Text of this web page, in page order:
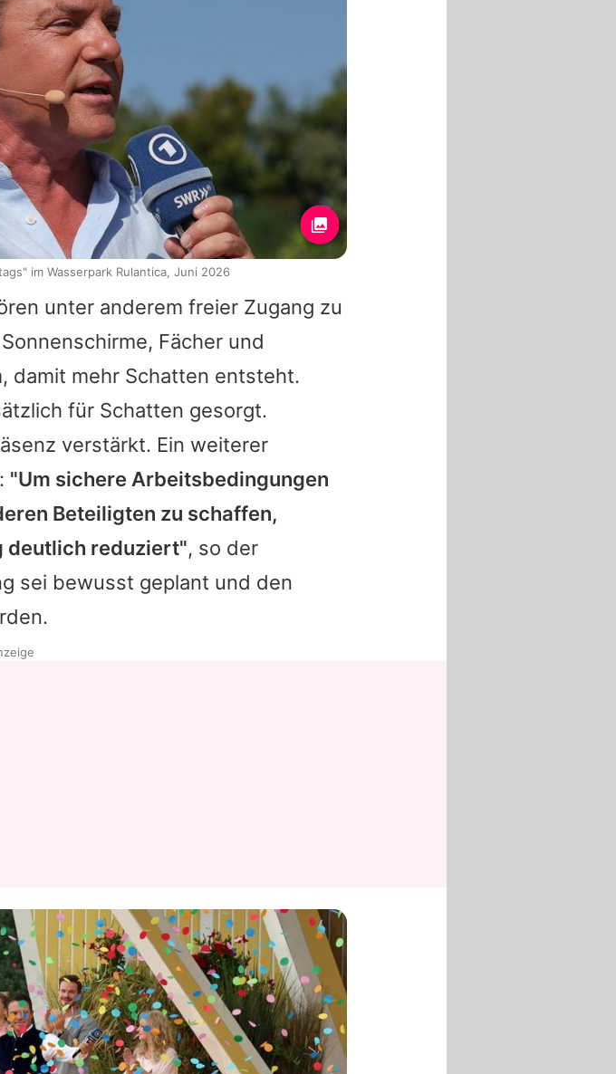
unter anderem freier Zugang zu
Fächer und
damit mehr Schatten entsteht.
für Schatten gesorgt.
verstärkt. Ein weiterer
"Um sichere Arbeitsbedingungen
Beteiligten zu schaffen,
deutlich reduziert", so der
sei bewusst geplant und den
im Wasserpark Rulantica, Juni 2026